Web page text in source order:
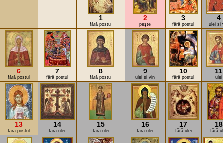
1
fără postul
2
peşte
3
fără postul
4
ulei si
6
fără postul
7
fără postul
8
fără postul
9
ulei si vin
10
fără postul
11
ulei
13
fără postul
14
fără ulei
15
fără ulei
16
fără ulei
17
fără ulei
18
fără